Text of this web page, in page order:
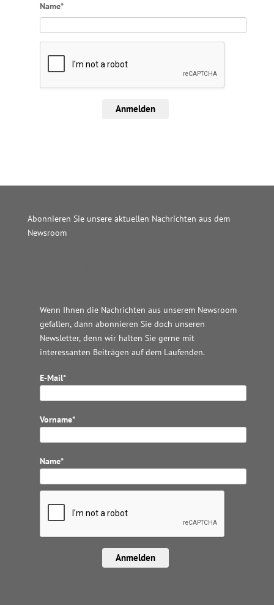
Name*
Anmelden
Abonnieren Sie unsere aktuellen Nachrichten aus dem
Newsroom
Wenn Ihnen die Nachrichten aus unserem Newsroom
gefallen, dann abonnieren Sie doch unseren
Newsletter, denn wir halten Sie gerne mit
interessanten Beiträgen auf dem Laufenden.
E-Mail*
Vorname*
Name*
Anmelden